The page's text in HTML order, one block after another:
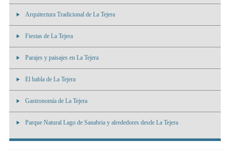
Arquitectura Tradicional de La Tejera
Fiestas de La Tejera
Parajes y paisajes en La Tejera
El habla de La Tejera
Gastronomía de La Tejera
Parque Natural Lago de Sanabria y alrededores desde La Tejera